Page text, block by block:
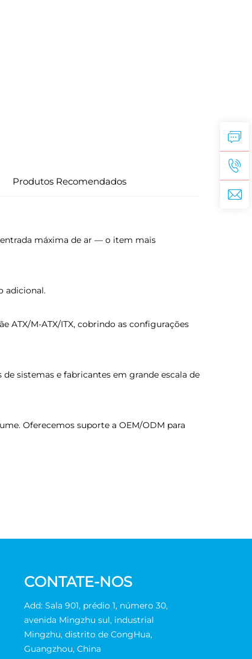
Produtos Recomendados
máxima de ar — o item mais
adicional.
M-ATX/ITX, cobrindo as configurações
sistemas e fabricantes em grande escala de
Oferecemos suporte a OEM/ODM para
CONTATE-NOS
Add: Sala 901, prédio 1, número 30,
avenida Mingzhu sul, industrial
Mingzhu, distrito de CongHua,
Guangzhou, China